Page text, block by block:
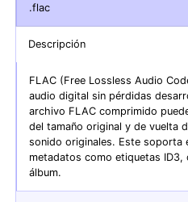
.flac
Descripción
FLAC (Free Lossless Audio
audio digital sin pérdidas
archivo FLAC comprimido
del tamaño original y de vuelta
sonido originales. Este soporta
metadatos como etiquetas ID3,
álbum.